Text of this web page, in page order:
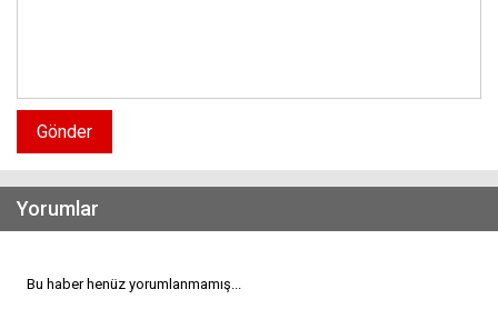
Gönder
Yorumlar
Bu haber henüz yorumlanmamış...